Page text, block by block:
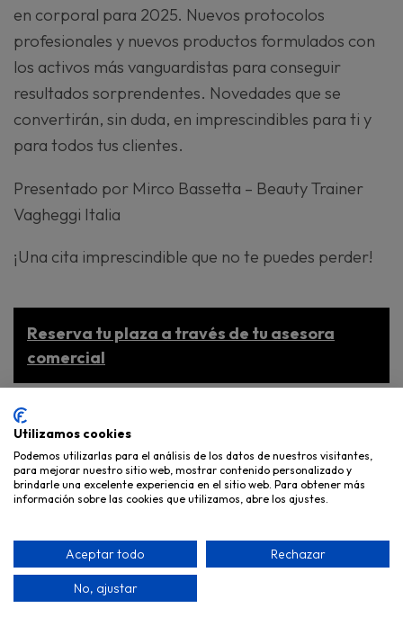
en corporal para 2025. Nuevos protocolos
profesionales y nuevos productos formulados con
los activos más vanguardistas para conseguir
resultados sorprendentes. Novedades que se
convertirán, sin duda, en imprescindibles para ti y
para todos tus clientes.
Presentado por Mirco Bassetta – Beauty Trainer
Vagheggi Italia
¡Una cita imprescindible que no te puedes perder!
Reserva tu plaza a través de tu asesora
comercial
Lugar Barcelona día 3: Hotel ABBA Sants,
carrer de Numància, 33, Barcelona.
Lunes 13 de enero
ONLINE, de 10 a 11:30h (vía zoom)
Utilizamos cookies
Podemos utilizarlas para el análisis de los datos de nuestros visitantes,
para mejorar nuestro sitio web, mostrar contenido personalizado y
brindarle una excelente experiencia en el sitio web. Para obtener más
información sobre las cookies que utilizamos, abre los ajustes.
Aceptar todo Rechazar
No, ajustar